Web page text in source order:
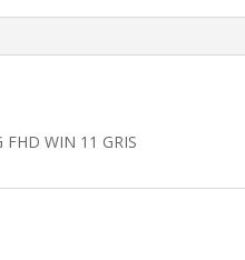
FHD WIN 11 GRIS